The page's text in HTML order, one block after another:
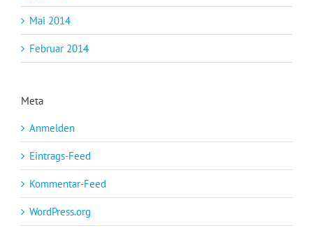
Mai 2014
Februar 2014
Meta
Anmelden
Eintrags-Feed
Kommentar-Feed
WordPress.org